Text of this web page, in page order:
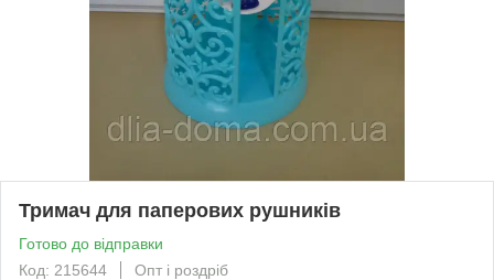
Тримач для паперових рушників
Готово до відправки
Код: 215644
Опт і роздріб